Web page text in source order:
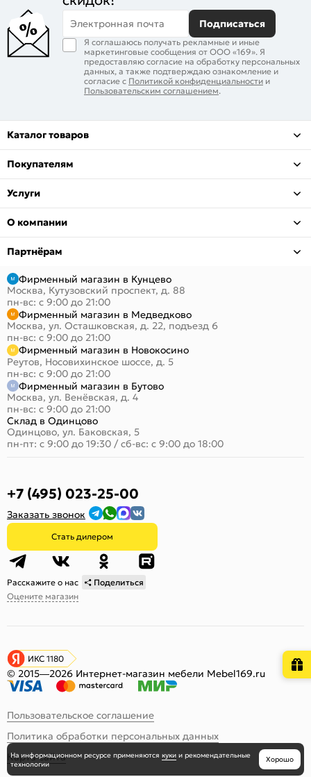
Электронная почта Подписаться
Я соглашаюсь получать рекламные и иные
маркетинговые сообщения от ООО «169». Я
предоставляю согласие на обработку персональных
данных, а также подтверждаю ознакомление и
согласие с Политикой конфиденциальности и
Пользовательским соглашением.
Каталог товаров
Покупателям
Услуги
О компании
Партнёрам
Фирменный магазин в Кунцево
Москва, Кутузовский проспект, д. 88
пн-вс: с 9:00 до 21:00
Фирменный магазин в Медведково
Москва, ул. Осташковская, д. 22, подъезд 6
пн-вс: с 9:00 до 21:00
Фирменный магазин в Новокосино
Реутов, Носовихинское шоссе, д. 5
пн-вс: с 9:00 до 21:00
Фирменный магазин в Бутово
Москва, ул. Венёвская, д. 4
пн-вс: с 9:00 до 21:00
Склад в Одинцово
Одинцово, ул. Баковская, 5
пн-пт: с 9:00 до 19:30 / сб-вс: с 9:00 до 18:00
+7 (495) 023-25-00
Заказать звонок
Стать дилером
Расскажите о нас
Поделиться
Оцените магазин
ИКС 1180
© 2015—2026 Интернет-магазин мебели Mebel169.ru
Пользовательское соглашение
Политика обработки персональных данных
Карта сайта
На информационном ресурсе применяются куки и рекомендательные
технологии
Хорошо